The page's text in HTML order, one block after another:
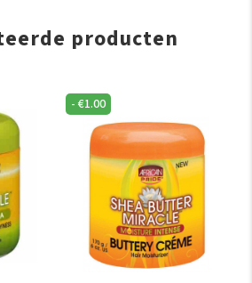
producten
-€1.00